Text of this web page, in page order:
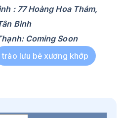
: 77 Hoàng Hoa Thám,
Bình
Coming Soon
trào lưu bẻ xương khớp